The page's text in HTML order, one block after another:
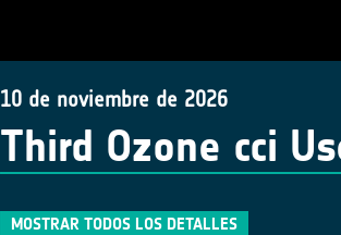
10 de noviembre de 2026
Third Ozone cci
MOSTRAR TODOS LOS DETALLES